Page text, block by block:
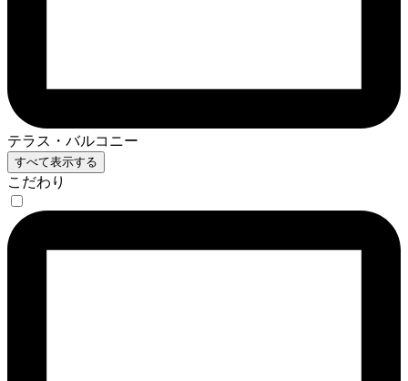
テラス・バルコニー
すべて表示する
こだわり